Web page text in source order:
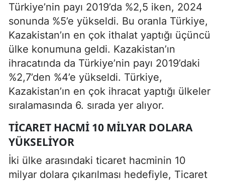
Türkiye’nin payı 2019’da %2,5 iken, 2024
sonunda %5’e yükseldi. Bu oranla Türkiye,
Kazakistan’ın en çok ithalat yaptığı üçüncü
ülke konumuna geldi. Kazakistan’ın
ihracatında da Türkiye’nin payı 2019’daki
%2,7’den %4’e yükseldi. Türkiye,
Kazakistan’ın en çok ihracat yaptığı ülkeler
sıralamasında 6. sırada yer alıyor.
TICARET HACMI 10 MILYAR DOLARA
YÜKSELIYOR
İki ülke arasındaki ticaret hacminin 10
milyar dolara çıkarılması hedefiyle, Ticaret